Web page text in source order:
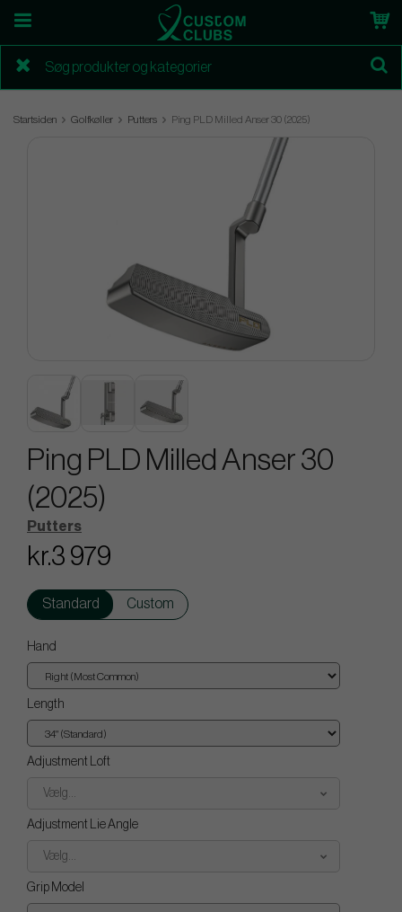
Startsiden Golfkøller Putters Ping PLD Milled Anser 30 (2025)
Ping PLD Milled Anser 30
(2025)
Putters
kr.3 979
Standard Custom
Hand
Length
Adjustment Loft
Vælg...
Adjustment Lie Angle
Vælg...
Grip Model